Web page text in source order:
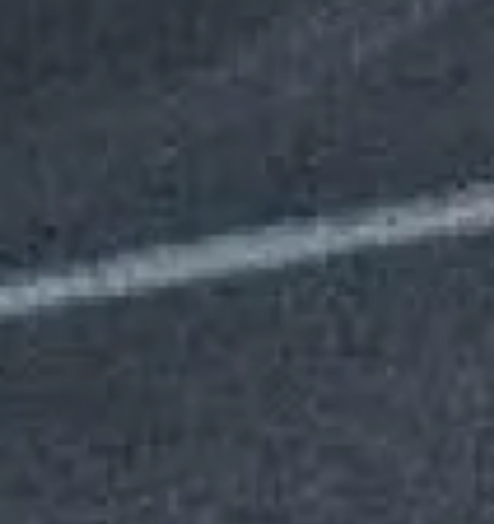
votre chaudière à gaz Vaillant afin d'améliorer ses performances
en toute sécurité. Pour cela vous pouvez faire appel à la
société Gaz Intervention Aix spécialisé dans l'entretien de vos
appareils à gaz comme les chaudières, ...